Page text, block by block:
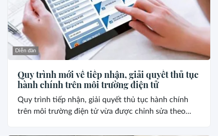
Diễn đàn
Quy trình mới về tiếp nhận, giải quyết thủ tục
hành chính trên môi trường điện tử
Quy trình tiếp nhận, giải quyết thủ tục hành chính
trên môi trường điện tử vừa được chỉnh sửa theo...